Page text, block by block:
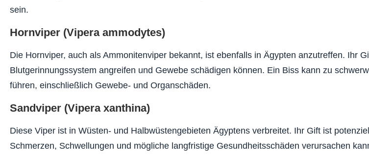
sein.
Hornviper (Vipera ammodytes)
Die Hornviper, auch als Ammonitenviper bekannt, ist ebenfalls in Ägypten anzutreffen. Ihr
Blutgerinnungssystem angreifen und Gewebe schädigen können. Ein Biss kann zu
führen, einschließlich Gewebe- und Organschäden.
Sandviper (Vipera xanthina)
Diese Viper ist in Wüsten- und Halbwüstengebieten Ägyptens verbreitet. Ihr Gift ist
Schmerzen, Schwellungen und mögliche langfristige Gesundheitsschäden verursachen